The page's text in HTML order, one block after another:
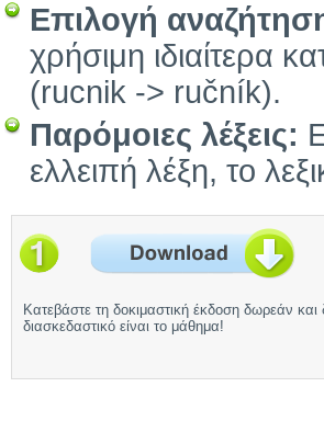
Επιλογή
χρήσιμη ιδιαίτερα
(rucnik -> ručník).
Παρόμοιες λέξεις:
ελλειπή λέξη, το
Κατεβάστε τη δοκιμαστική έκδοση δωρεάν
διασκεδαστικό είναι το μάθημα!